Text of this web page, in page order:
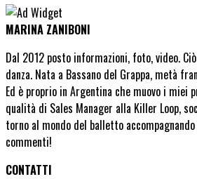
MARINA ZANIBONI
Dal 2012 posto informazioni, foto, video.
danza. Nata a Bassano del Grappa, metà
Ed è proprio in Argentina che muovo i miei
qualità di Sales Manager alla Killer Loop,
torno al mondo del balletto
commenti!
CONTATTI